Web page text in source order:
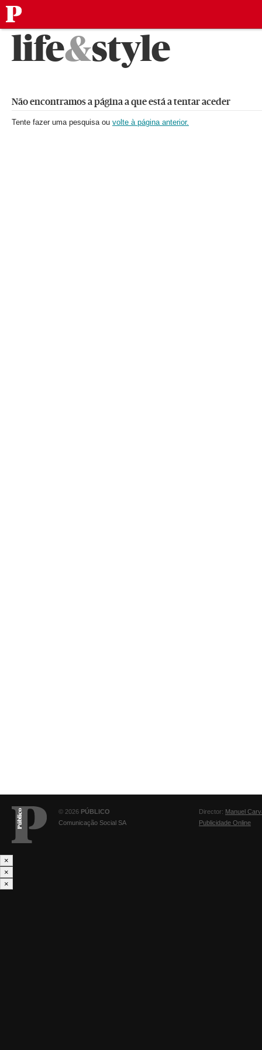
Saltarlife&style
Não encontramos a página a que está a tentar aceder
Tente fazer uma pesquisa ou volte à página anterior.
© 2026 PÚBLICO
Comunicação Social SA
Director: Manuel
Publicidade Online
×
×
×